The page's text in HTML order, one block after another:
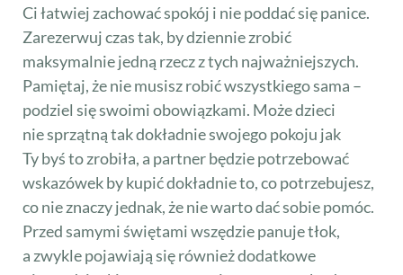
Ci łatwiej zachować spokój i nie poddać się panice.
Zarezerwuj czas tak, by dziennie zrobić
maksymalnie jedną rzecz z tych najważniejszych.
Pamiętaj, że nie musisz robić wszystkiego sama –
podziel się swoimi obowiązkami. Może dzieci
nie sprzątną tak dokładnie swojego pokoju jak
Ty byś to zrobiła, a partner będzie potrzebować
wskazówek by kupić dokładnie to, co potrzebujesz,
co nie znaczy jednak, że nie warto dać sobie pomóc.
Przed samymi świętami wszędzie panuje tłok,
a zwykle pojawiają się również dodatkowe